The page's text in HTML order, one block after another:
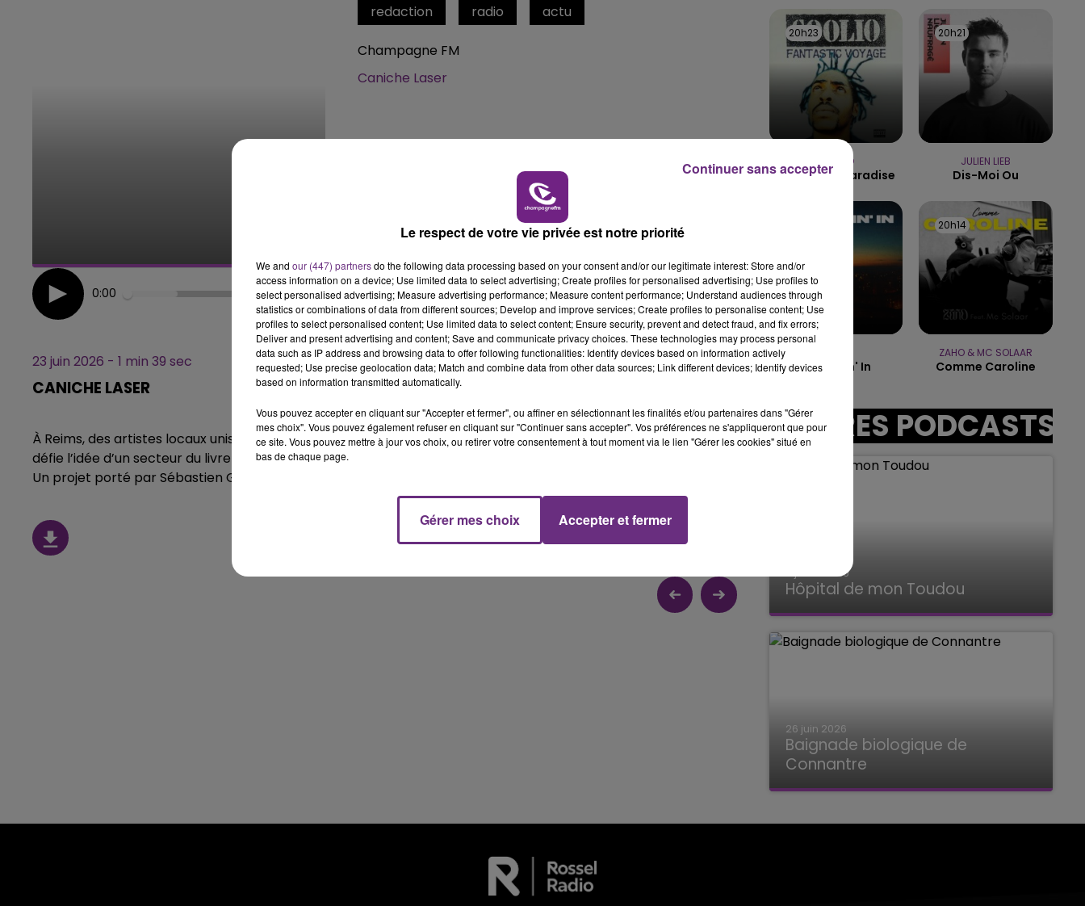
BEST OF
redaction
radio actu
Champagne FM
Caniche Laser
0:00 1 min 39 sec
23 juin 2026 - 1 min 39 sec
CANICHE LASER
À Reims, des artistes locaux unissent leurs univers avecCaniche Laser,une bande dessinée collaborative qui
défie l’idée d’un secteur du livre en crise et la menace de l’IA.
Un projet porté par Sébastien Gomes,
20h23
20h23
COOLIO
Gangsta's Paradise
20h21
20h21
JULIEN LIEB
Dis-Moi Ou
Stumblin' In
20h14
20h14
ZAHO & MC SOLAAR
Comme Caroline
AUTRES PODCASTS
2 juillet 2026
Hôpital de mon Toudou
Hôpital de mon Toudou
26 juin 2026
Baignade biologique de
Connantre
Baignade biologique de Connantre
Le respect de votre vie privée est notre priorité
We and our (447) partnersdo the following data processing based on your consent and/or our legitimate interest: Store and/or
access information on a device; Use limited data to select advertising; Create profiles for personalised advertising; Use profiles to
select personalised advertising; Measure advertising performance; Measure content performance; Understand audiences through
statistics or combinations of data from different sources; Develop and improve services; Create profiles to personalise content; Use
profiles to select personalised content; Use limited data to select content; Ensure security, prevent and detect fraud, and fix errors;
Deliver and present advertising and content; Save and communicate privacy choices. These technologies may process personal
data such as IP address and browsing data to offer following functionalities: Identify devices based on information actively
requested; Use precise geolocation data; Match and combine data from other data sources; Link different devices; Identify devices
based on information transmitted automatically.
Vous pouvez accepter en cliquant sur "Accepter et fermer", ou affiner en sélectionnant les finalités et/ou partenaires dans "Gérer
mes choix". Vous pouvez également refuser en cliquant sur "Continuer sans accepter". Vos préférences ne s'appliqueront que pour
ce site. Vous pouvez mettre à jour vos choix, ou retirer votre consentement à tout moment via le lien "Gérer les cookies" situé en
bas de chaque page.
Gérer mes choix Accepter et fermer
Continuer sans accepter